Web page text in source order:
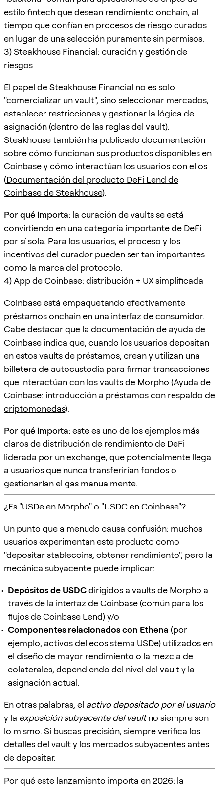
estilo fintech que desean rendimiento onchain, al
tiempo que confían en procesos de riesgo curados
en lugar de una selección puramente sin permisos.
3) Steakhouse Financial: curación y gestión de
riesgos
El papel de Steakhouse Financial no es solo
"comercializar un vault", sino seleccionar mercados,
establecer restricciones y gestionar la lógica de
asignación (dentro de las reglas del vault).
Steakhouse también ha publicado documentación
sobre cómo funcionan sus productos disponibles en
Coinbase y cómo interactúan los usuarios con ellos
(Documentación del producto DeFi Lend de
Coinbase de Steakhouse).
Por qué importa: la curación de vaults se está
convirtiendo en una categoría importante de DeFi
por sí sola. Para los usuarios, el proceso y los
incentivos del curador pueden ser tan importantes
como la marca del protocolo.
4) App de Coinbase: distribución + UX simplificada
Coinbase está empaquetando efectivamente
préstamos onchain en una interfaz de consumidor.
Cabe destacar que la documentación de ayuda de
Coinbase indica que, cuando los usuarios depositan
en estos vaults de préstamos, crean y utilizan una
billetera de autocustodia para firmar transacciones
que interactúan con los vaults de Morpho (Ayuda de
Coinbase: introducción a préstamos con respaldo de
criptomonedas).
Por qué importa: este es uno de los ejemplos más
claros de distribución de rendimiento de DeFi
liderada por un exchange, que potencialmente llega
a usuarios que nunca transferirían fondos o
gestionarían el gas manualmente.
¿Es "USDe en Morpho" o "USDC en Coinbase"?
Un punto que a menudo causa confusión: muchos
usuarios experimentan este producto como
"depositar stablecoins, obtener rendimiento", pero la
mecánica subyacente puede implicar:
Depósitos de USDCdirigidos a vaults de Morpho a
través de la interfaz de Coinbase (común para los
flujos de Coinbase Lend) y/o
Componentes relacionados con Ethena (por
ejemplo, activos del ecosistema USDe) utilizados en
el diseño de mayor rendimiento o la mezcla de
colaterales, dependiendo del nivel del vault y la
asignación actual.
En otras palabras, el activo depositado por el usuario
y la exposición subyacente del vaultno siempre son
lo mismo. Si buscas precisión, siempre verifica los
detalles del vault y los mercados subyacentes antes
de depositar.
Por qué este lanzamiento importa en 2026: la